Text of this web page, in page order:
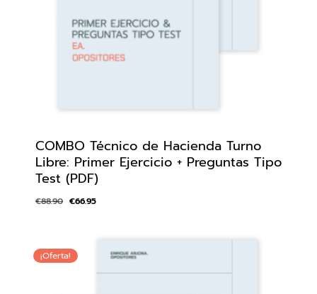
COMBO Técnico de Hacienda Turno
Libre: Primer Ejercicio + Preguntas Tipo
Test (PDF)
€88.90 €66.95
¡Oferta!